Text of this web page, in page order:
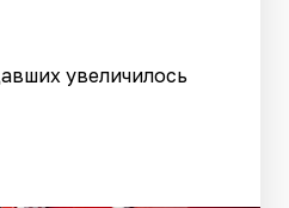
увеличилось